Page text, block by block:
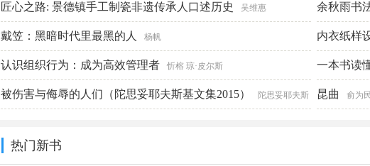
匠心之路: 景德镇手工制瓷非遗传承人口述历史 吴维惠 余秋雨书
戴笠：黑暗时代里最黑的人 杨帆 内衣纸样
认识组织行为：成为高效管理者 忻榕 琼·皮尔斯 一本书读
被伤害与侮辱的人们（陀思妥耶夫斯基文集2015） 陀思妥耶夫斯 昆曲 俞为
热门新书